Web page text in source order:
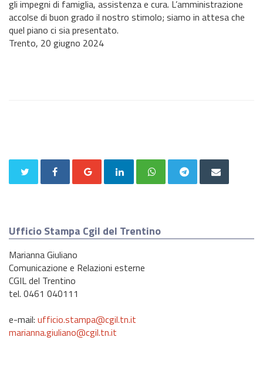
gli impegni di famiglia, assistenza e cura. L’amministrazione
accolse di buon grado il nostro stimolo; siamo in attesa che
quel piano ci sia presentato.
Trento, 20 giugno 2024
Ufficio Stampa Cgil del Trentino
Marianna Giuliano
Comunicazione e Relazioni esterne
CGIL del Trentino
tel. 0461 040111
e-mail: ufficio.stampa@cgil.tn.it
marianna.giuliano@cgil.tn.it